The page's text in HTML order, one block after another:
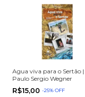
Agua viva para o Sertão |
Paulo Sergio Wegner
R$15,00 -25% OFF